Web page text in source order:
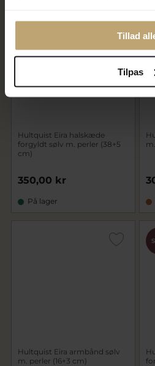
Tillad
Tilpas
Hultquist Eira halskæde
forgyldt sølv m. perler (38+5
cm)
350,00 kr
På lager
Hultquist Eira armbånd sølv
m. perler (16+3 cm)